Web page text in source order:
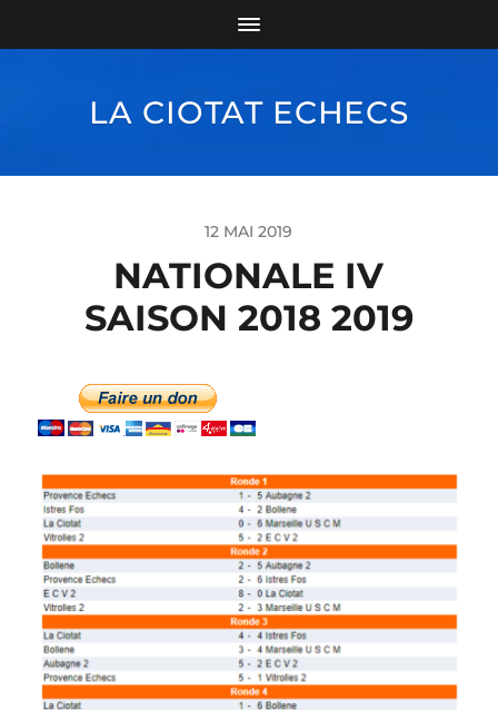
LA CIOTAT ECHECS
12 MAI 2019
NATIONALE IV
SAISON 2018 2019